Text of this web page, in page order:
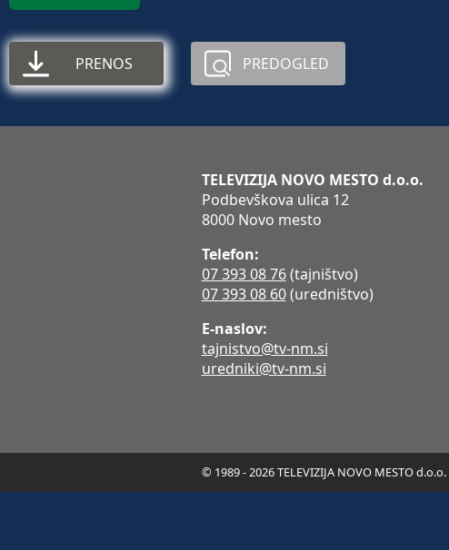
PRENOS PREDOGLED
TELEVIZIJA NOVO MESTO d.o.o.
Podbevškova ulica 12
8000 Novo mesto
Telefon:
07 393 08 76(tajništvo)
07 393 08 60(uredništvo)
E-naslov:
tajnistvo@tv-nm.si
uredniki@tv-nm.si
© 1989 - 2026 TELEVIZIJA NOVO MESTO d.o.o.